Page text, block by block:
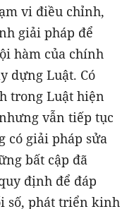
vi điều chỉnh,
giải pháp để
hàm của chính
dựng Luật. Có
trong Luật hiện
vẫn tiếp tục
có giải pháp sửa
bất cập đã
định để đáp
số, phát triển kinh